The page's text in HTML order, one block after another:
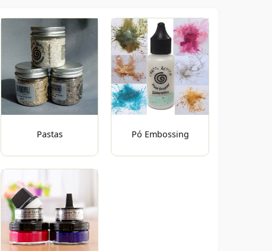
Pastas Pó Embossing